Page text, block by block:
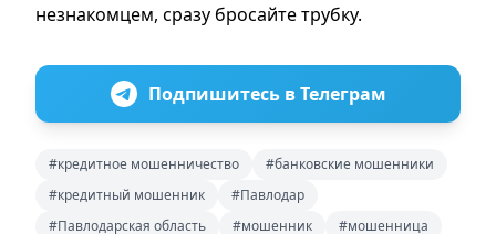
незнакомцем, сразу бросайте трубку.
Подпишитесь в Телеграм
#кредитное мошенничество
#банковские мошенники
#кредитный мошенник
#Павлодар
#Павлодарская область
#мошенник
#мошенница